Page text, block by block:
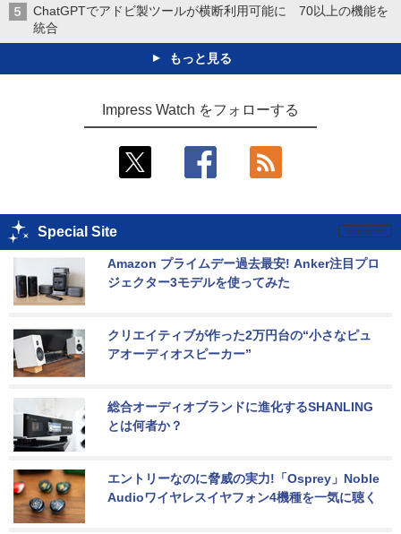
ChatGPTでアドビ製ツールが横断利用可能に 70以上の機能を
統合
もっと見る
Impress Watch をフォローする
Special Site
Amazon プライムデー過去最安! Anker注目プロ
ジェクター3モデルを使ってみた
クリエイティブが作った2万円台の“小さなピュ
アオーディオスピーカー”
総合オーディオブランドに進化するSHANLING
とは何者か？
エントリーなのに脅威の実力!「Osprey」Noble
Audioワイヤレスイヤフォン4機種を一気に聴く